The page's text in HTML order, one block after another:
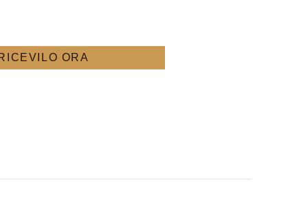
ORA